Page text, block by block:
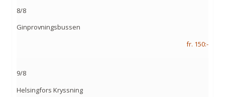
8/8
Ginprovningsbussen
fr. 150:-
9/8
Helsingfors Kryssning